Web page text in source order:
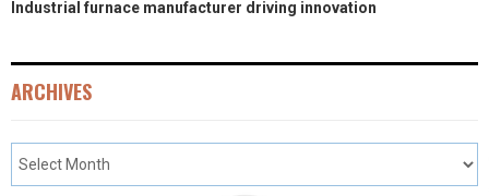
Industrial furnace manufacturer driving innovation
ARCHIVES